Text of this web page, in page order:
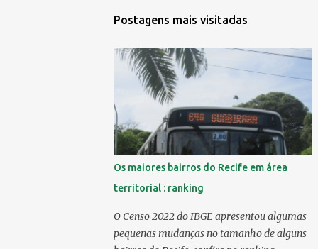
Postagens mais visitadas
Os maiores bairros do Recife em área
territorial : ranking
O Censo 2022 do IBGE apresentou algumas
pequenas mudanças no tamanho de alguns